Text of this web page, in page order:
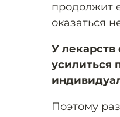
продолжит
оказаться
У
усилиться
Поэтому